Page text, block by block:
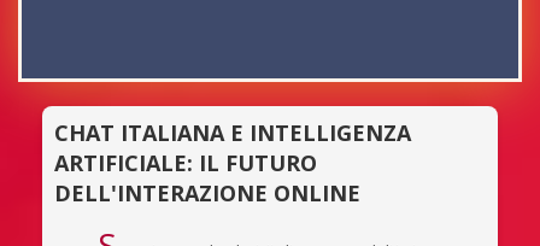
CHAT ITALIANA E INTELLIGENZA
ARTIFICIALE: IL FUTURO
DELL'INTERAZIONE ONLINE